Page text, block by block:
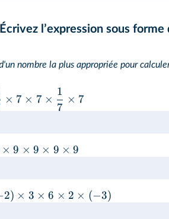
Écrivez lʼexpression sous forme
nombre la plus appropriée pour
× 7 × 7 ×
7
1
× 7
× 9 × 9 × 9 × 9
2) × 3 × 6 × 2 × (−3)